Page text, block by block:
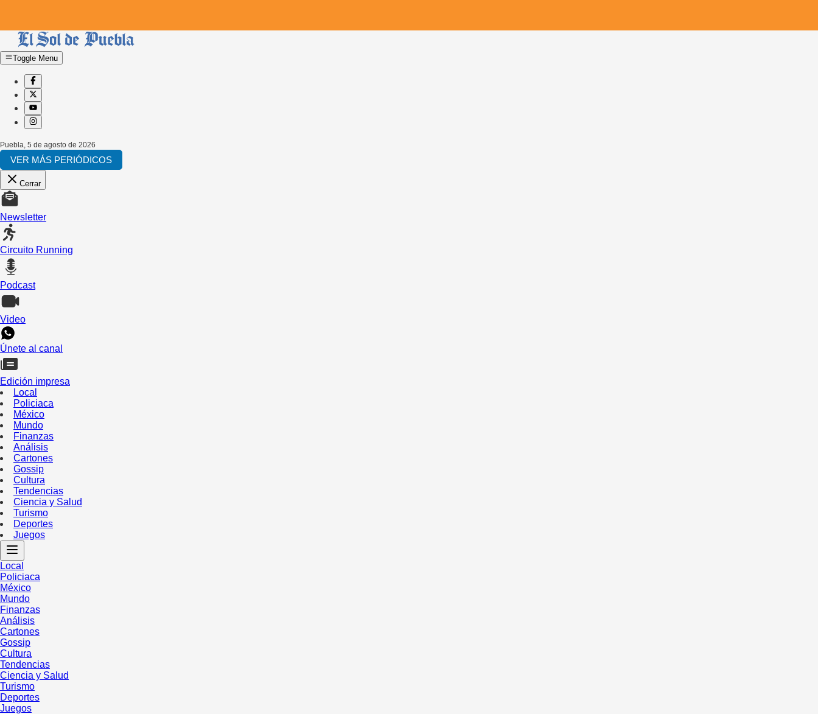
Toggle Menu
Puebla 5 de agosto de 2026
VER MÁS PERIÓDICOS
Cerrar
Newsletter
Circuito Running
Podcast
Video
Únete al canal
Edición impresa
Local
Policiaca
México
Mundo
Finanzas
Análisis
Cartones
Gossip
Cultura
Tendencias
Ciencia y Salud
Turismo
Deportes
Juegos
Local
Policiaca
México
Mundo
Finanzas
Análisis
Cartones
Gossip
Cultura
Tendencias
Ciencia y Salud
Turismo
Deportes
Juegos